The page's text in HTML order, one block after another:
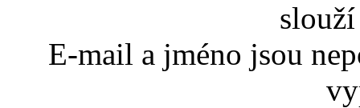
E-mail a jméno jsou